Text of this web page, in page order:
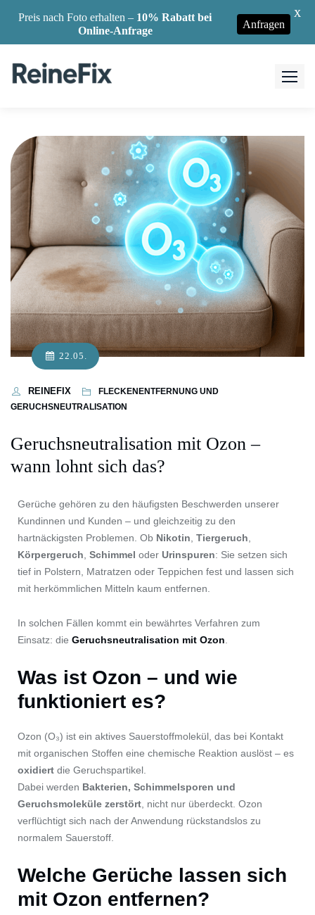
22.05.
REINEFIX
FLECKENENTFERNUNG UND
GERUCHSNEUTRALISATION
Geruchsneutralisation mit Ozon –
wann lohnt sich das?
Gerüche gehören zu den häufigsten Beschwerden unserer
Kundinnen und Kunden – und gleichzeitig zu den
hartnäckigsten Problemen. Ob Nikotin Tiergeruch
Körpergeruch Schimmel oder Urinspuren: Sie setzen sich
tief in Polstern, Matratzen oder Teppichen fest und lassen sich
mit herkömmlichen Mitteln kaum entfernen.
In solchen Fällen kommt ein bewährtes Verfahren zum
Einsatz: die Geruchsneutralisation mit Ozon
Was ist Ozon – und wie
funktioniert es?
Ozon (O₃) ist ein aktives Sauerstoffmolekül, das bei Kontakt
mit organischen Stoffen eine chemische Reaktion auslöst – es
oxidiert die Geruchspartikel.
Dabei werden Bakterien, Schimmelsporen und
Geruchsmoleküle zerstört , nicht nur überdeckt. Ozon
verflüchtigt sich nach der Anwendung rückstandslos zu
normalem Sauerstoff.
Welche Gerüche lassen sich
mit Ozon entfernen?
Preis nach Foto erhalten – 10% Rabatt bei
Online-Anfrage
Anfragen
X